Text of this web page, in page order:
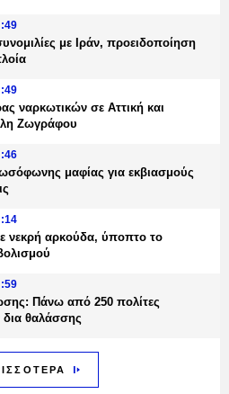
με Ιράν, προειδοποίηση
ναρκωτικών σε Αττική και
Ζωγράφου
μαφίας για εκβιασμούς
νεκρή αρκούδα, ύποπτο το
Πάνω από 250 πολίτες
θαλάσσης